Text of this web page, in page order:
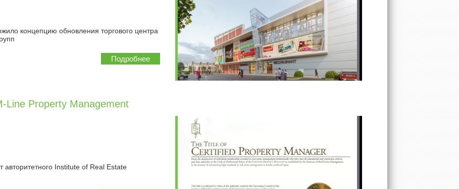
концепцию обновления торгового центра
Подробнее
Line Property Management
Institute of Real Estate